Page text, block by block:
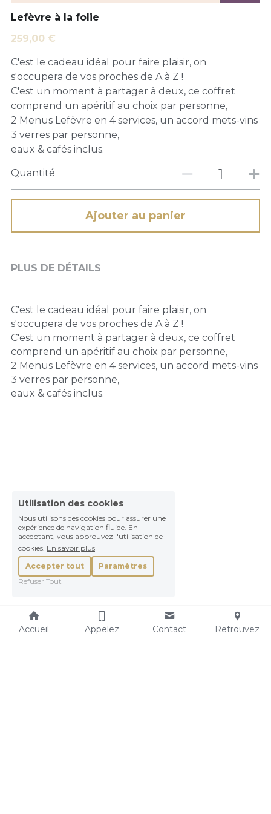
Lefèvre à la folie
259,00 €
C'est le cadeau idéal pour faire plaisir, on
s'occupera de vos proches de A à Z !
C'est un moment à partager à deux, ce coffret
comprend un apéritif au choix par personne,
2 Menus Lefèvre en 4 services, un accord mets-vins
3 verres par personne,
eaux & cafés inclus.
Quantité
Ajouter au panier
PLUS DE DÉTAILS
C'est le cadeau idéal pour faire plaisir, on
s'occupera de vos proches de A à Z !
C'est un moment à partager à deux, ce coffret
comprend un apéritif au choix par personne,
2 Menus Lefèvre en 4 services, un accord mets-vins
3 verres par personne,
eaux & cafés inclus.
Accueil Appelez Contact Retrouvez
Utilisation des cookies
Nous utilisons des cookies pour assurer une
expérience de navigation fluide. En
acceptant, vous approuvez l'utilisation de
cookies. En savoir plus
Accepter tout
Paramètres
Refuser Tout